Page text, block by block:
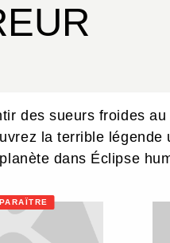
des sueurs froides
la terrible
dans Éclipse